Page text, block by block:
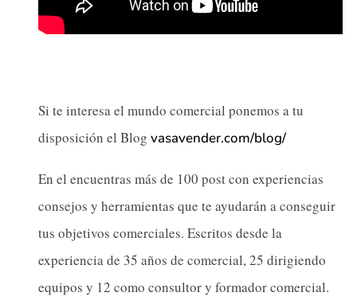
Si te interesa el mundo comercial ponemos a tu
disposición el Blog vasavender.com/blog/
En el encuentras más de 100 post con experiencias
consejos y herramientas que te ayudarán a conseguir
tus objetivos comerciales. Escritos desde la
experiencia de 35 años de comercial, 25 dirigiendo
equipos y 12 como consultor y formador comercial.